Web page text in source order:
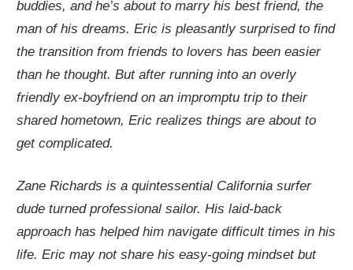
buddies, and he’s about to marry his best friend, the
man of his dreams. Eric is pleasantly surprised to find
the transition from friends to lovers has been easier
than he thought. But after running into an overly
friendly ex-boyfriend on an impromptu trip to their
shared hometown, Eric realizes things are about to
get complicated.
Zane Richards is a quintessential California surfer
dude turned professional sailor. His laid-back
approach has helped him navigate difficult times in his
life. Eric may not share his easy-going mindset but